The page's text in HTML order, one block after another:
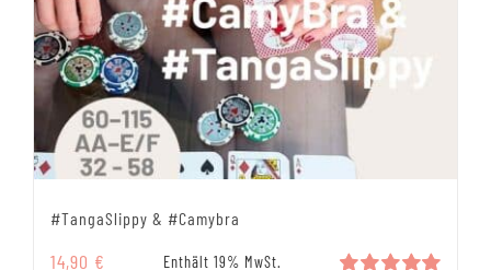
#TangaSlippy & #Camybra
14,90 € Enthält 19% MwSt.